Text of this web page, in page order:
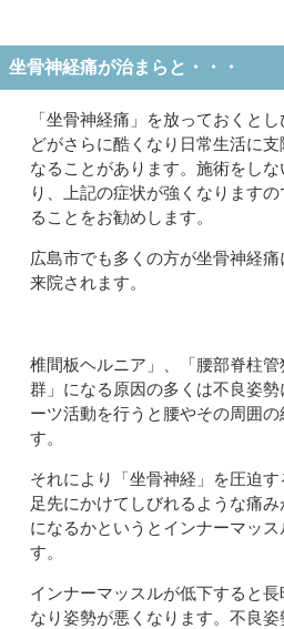
坐骨神経痛が治まらと・・・
「坐骨神経痛」を放っておくと
どがさらに酷くなり日常生活に
なることがあります。施術をし
り、上記の症状が強くなります
ることをお勧めします。
広島市でも多くの方が坐骨神経
来院されます。
椎間板ヘルニア」、「腰部脊柱
群」になる原因の多くは不良姿
ーツ活動を行うと腰やその周囲
す。
それにより「坐骨神経」を圧迫
足先にかけてしびれるような痛
になるかというとインナーマッ
す。
インナーマッスルが低下すると長
なり姿勢が悪くなります。不良